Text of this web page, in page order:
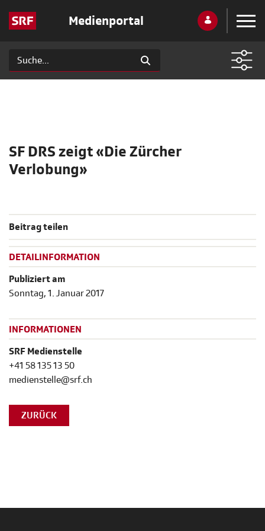
Medienportal
SF DRS zeigt «Die Zürcher
Verlobung»
Beitrag teilen
DETAILINFORMATION
Publiziert am
Sonntag, 1. Januar 2017
INFORMATIONEN
SRF Medienstelle
+41 58 135 13 50
medienstelle@srf.ch
ZURÜCK